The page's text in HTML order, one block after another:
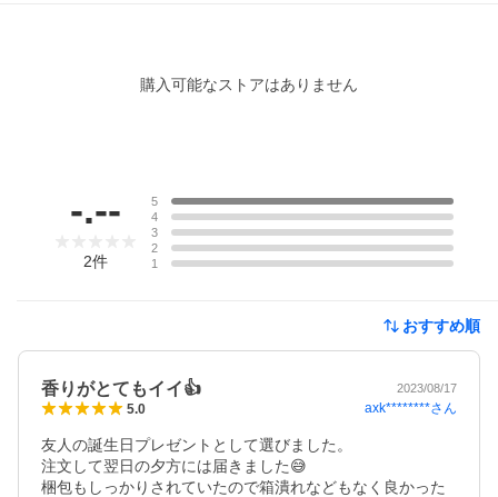
購入可能なストアはありません
-.--
2件
5
4
3
2
1
おすすめ順
香りがとてもイイ👍 2023/08/17
5.0 axk********さん
友人の誕生日プレゼントとして選びました。
注文して翌日の夕方には届きました😅
梱包もしっかりされていたので箱潰れなどもなく良かった